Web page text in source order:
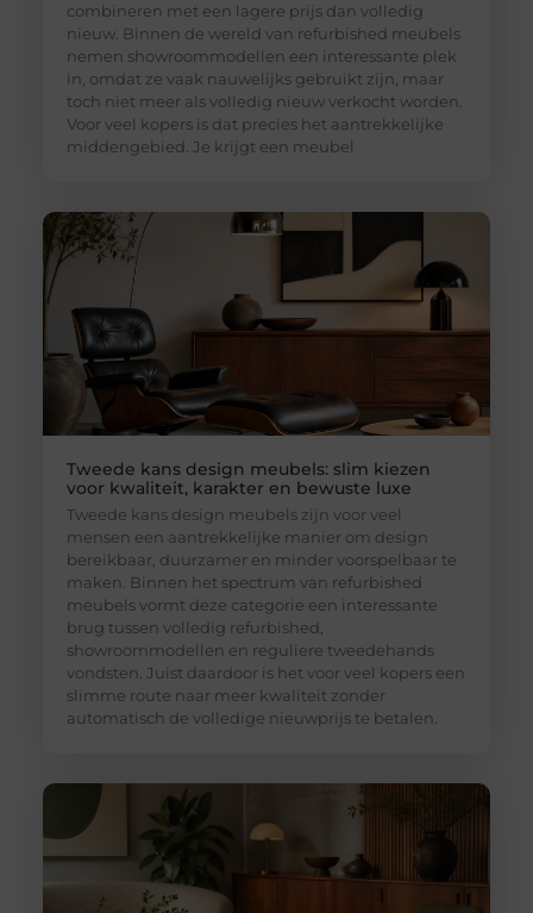
combineren met een lagere prijs dan volledig
nieuw. Binnen de wereld van refurbished meubels
nemen showroommodellen een interessante plek
in, omdat ze vaak nauwelijks gebruikt zijn, maar
toch niet meer als volledig nieuw verkocht worden.
Voor veel kopers is dat precies het aantrekkelijke
middengebied. Je krijgt een meubel
Tweede kans design meubels: slim kiezen
voor kwaliteit, karakter en bewuste luxe
Tweede kans design meubels zijn voor veel
mensen een aantrekkelijke manier om design
bereikbaar, duurzamer en minder voorspelbaar te
maken. Binnen het spectrum van refurbished
meubels vormt deze categorie een interessante
brug tussen volledig refurbished,
showroommodellen en reguliere tweedehands
vondsten. Juist daardoor is het voor veel kopers een
slimme route naar meer kwaliteit zonder
automatisch de volledige nieuwprijs te betalen.